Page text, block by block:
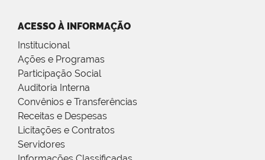
ACESSO À INFORMAÇÃO
Institucional
Ações e Programas
Participação Social
Auditoria Interna
Convênios e Transferências
Receitas e Despesas
Licitações e Contratos
Servidores